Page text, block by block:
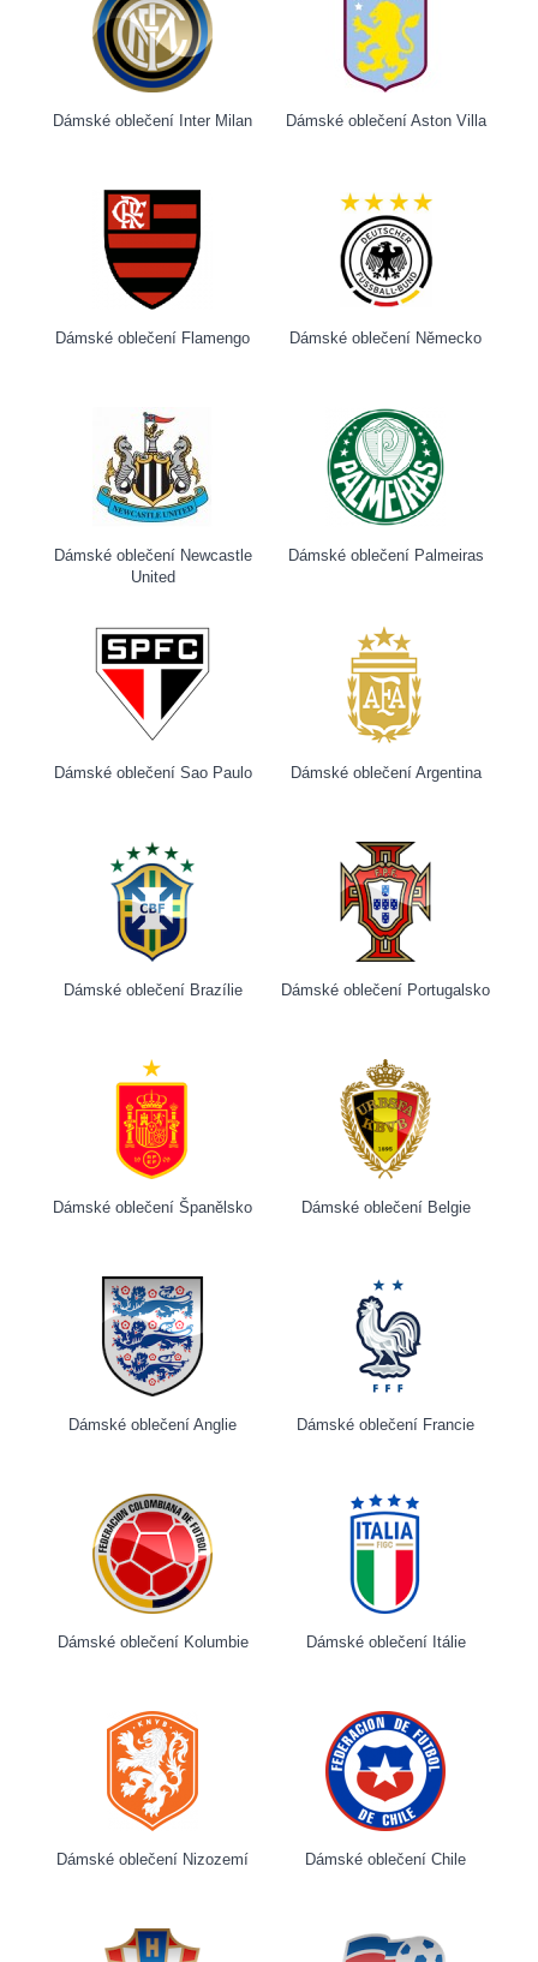
Dámské oblečení Inter Milan Dámské oblečení Aston Villa
Dámské oblečení Flamengo Dámské oblečení Německo
Dámské oblečení Newcastle
United
Dámské oblečení Palmeiras
Dámské oblečení Sao Paulo Dámské oblečení Argentina
Dámské oblečení Brazílie Dámské oblečení Portugalsko
Dámské oblečení Španělsko Dámské oblečení Belgie
Dámské oblečení Anglie Dámské oblečení Francie
Dámské oblečení Kolumbie Dámské oblečení Itálie
Dámské oblečení Nizozemí Dámské oblečení Chile